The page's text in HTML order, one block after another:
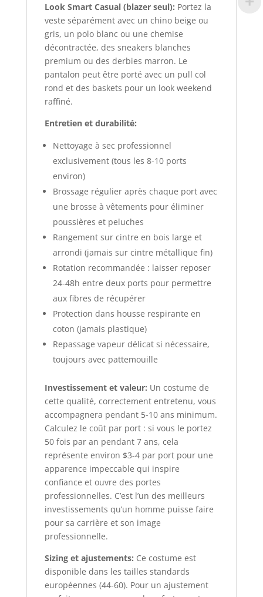
Look Smart Casual (blazer seul): Portez la
veste séparément avec un chino beige ou
gris, un polo blanc ou une chemise
décontractée, des sneakers blanches
premium ou des derbies marron. Le
pantalon peut être porté avec un pull col
rond et des baskets pour un look weekend
raffiné.
Entretien et durabilité:
Nettoyage à sec professionnel
exclusivement (tous les 8-10 ports
environ)
Brossage régulier après chaque port avec
une brosse à vêtements pour éliminer
poussières et peluches
Rangement sur cintre en bois large et
arrondi (jamais sur cintre métallique fin)
Rotation recommandée : laisser reposer
24-48h entre deux ports pour permettre
aux fibres de récupérer
Protection dans housse respirante en
coton (jamais plastique)
Repassage vapeur délicat si nécessaire,
toujours avec pattemouille
Investissement et valeur: Un costume de
cette qualité, correctement entretenu, vous
accompagnera pendant 5-10 ans minimum.
Calculez le coût par port : si vous le portez
50 fois par an pendant 7 ans, cela
représente environ $3-4 par port pour une
apparence impeccable qui inspire
confiance et ouvre des portes
professionnelles. C’est l’un des meilleurs
investissements qu’un homme puisse faire
pour sa carrière et son image
professionnelle.
Sizing et ajustements: Ce costume est
disponible dans les tailles standards
européennes (44-60). Pour un ajustement